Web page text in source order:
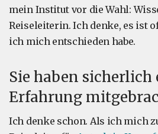
mein Institut vor die Wahl:
Reiseleiterin. Ich denke, es ist
ich mich entschieden habe.
Sie haben sicherlich
Erfahrung
Ich denke schon. Als ich mich